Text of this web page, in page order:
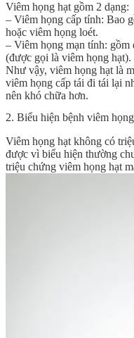
Viêm họng hạt gồm 2 dạng:
– Viêm họng cấp tính: Bao
hoặc viêm họng loét.
– Viêm họng mạn tính: gồm
(được gọi là viêm họng hạt).
Như vậy, viêm họng hạt là
viêm họng cấp tái đi tái lại
nên khó chữa hơn.
2. Biểu hiện bệnh viêm
Viêm họng hạt không có
được vì biểu hiện thường
triệu chứng viêm họng hạt